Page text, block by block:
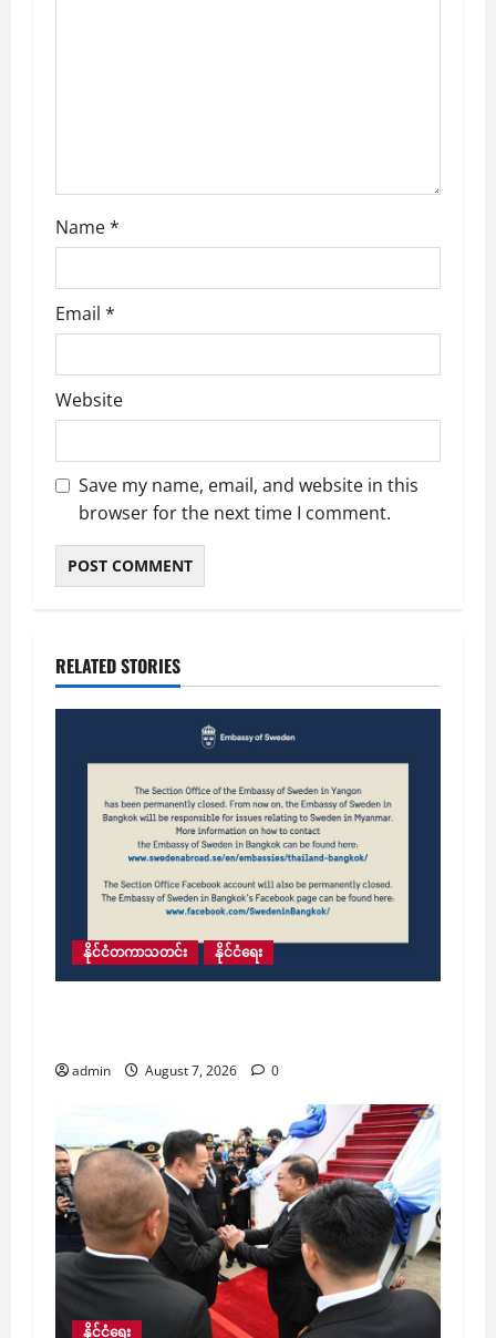
Name*
Email *
Website
Save my name, email, and website in this
browser for the next time I comment.
RELATED STORIES
နိုင်ငံတကာသတင်း နိုင်ငံရေး
admin August 7, 2026 0
နိုင်ငံရေး